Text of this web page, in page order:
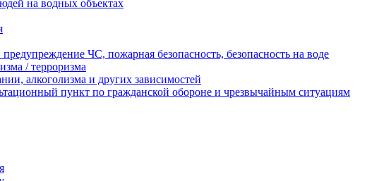
на водных объектах
ЧС, пожарная безопасность, безопасность на воде
/ терроризма
алкоголизма и других зависимостей
пункт по гражданской обороне и чрезвычайным ситуациям